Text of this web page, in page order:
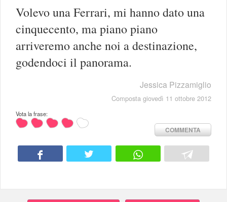
Volevo una Ferrari, mi hanno dato una
cinquecento, ma piano piano
arriveremo anche noi a destinazione,
godendoci il panorama.
Jessica Pizzamiglio
Composta giovedì 11 ottobre 2012
Vota la frase:
COMMENTA